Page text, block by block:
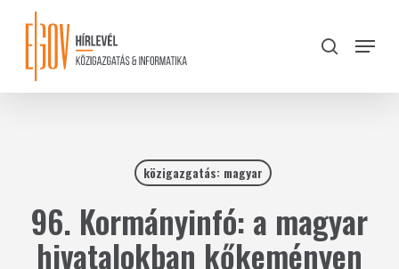
content
search
Menu
közigazgatás: magyar
96. Kormányinfó: a magyar
hivatalokban kőkeményen
Close